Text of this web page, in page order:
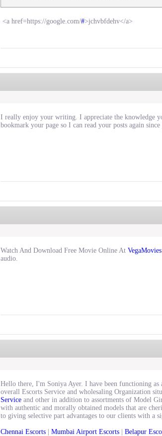
<a href=https://google.com/#>jchvbfdehv</a>
I really enjoy your writing. I appreciate the knowledge
bookmark your page so I can read your posts again
Watch And Download Free Movie Online At VegaMovies
audio.
Hello there, I'm Soniya Ayer. I have been functioning as
overall Escorts Service and wholesaling Organization
Service and other in addition to assortments of Model
with authentic and morally obtained models that are
to giving selective part advantages to our clients with a
Chennai Escorts Mumbai Airport Escorts Belapur